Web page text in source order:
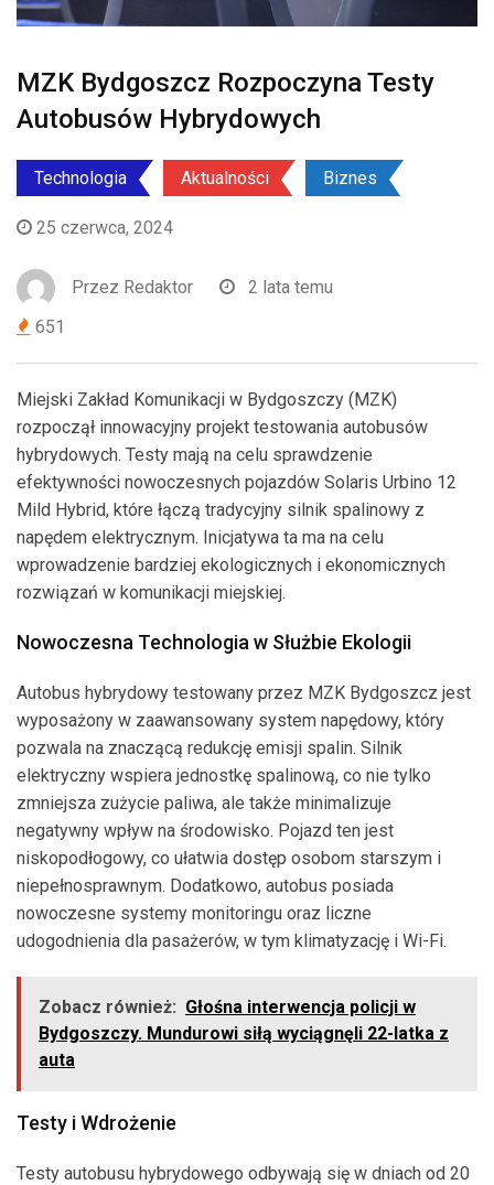
MZK Bydgoszcz Rozpoczyna Testy
Autobusów Hybrydowych
Technologia Aktualności Biznes
25 czerwca, 2024
Przez Redaktor
2 lata temu
651
Miejski Zakład Komunikacji w Bydgoszczy (MZK)
rozpoczął innowacyjny projekt testowania autobusów
hybrydowych. Testy mają na celu sprawdzenie
efektywności nowoczesnych pojazdów Solaris Urbino 12
Mild Hybrid, które łączą tradycyjny silnik spalinowy z
napędem elektrycznym. Inicjatywa ta ma na celu
wprowadzenie bardziej ekologicznych i ekonomicznych
rozwiązań w komunikacji miejskiej.
Nowoczesna Technologia w Służbie Ekologii
Autobus hybrydowy testowany przez MZK Bydgoszcz jest
wyposażony w zaawansowany system napędowy, który
pozwala na znaczącą redukcję emisji spalin. Silnik
elektryczny wspiera jednostkę spalinową, co nie tylko
zmniejsza zużycie paliwa, ale także minimalizuje
negatywny wpływ na środowisko. Pojazd ten jest
niskopodłogowy, co ułatwia dostęp osobom starszym i
niepełnosprawnym. Dodatkowo, autobus posiada
nowoczesne systemy monitoringu oraz liczne
udogodnienia dla pasażerów, w tym klimatyzację i Wi-Fi.
Zobacz również: Głośna interwencja policji w
Bydgoszczy. Mundurowi siłą wyciągnęli 22-latka z
auta
Testy i Wdrożenie
Testy autobusu hybrydowego odbywają się w dniach od 20